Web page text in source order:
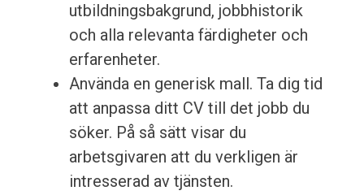
utbildningsbakgrund, jobbhistorik
och alla relevanta färdigheter och
erfarenheter.
Använda en generisk mall. Ta dig tid
att anpassa ditt CV till det jobb du
söker. På så sätt visar du
arbetsgivaren att du verkligen är
intresserad av tjänsten.